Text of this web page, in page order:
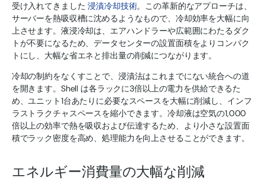
受け入れてきました浸漬冷却技術。この革新的なアプローチは、
サーバーを熱吸収槽に沈めるようなもので、冷却効率を大幅に向
上させます。液浸冷却は、エアハンドラーや広範囲にわたるダク
トが不要になるため、データセンターの設置面積をよりコンパク
トにし、大幅な省エネと排出量の削減につながります。
冷却の制約をなくすことで、浸漬法はこれまでにない統合への道
を開きます。Shell は各ラックに3倍以上の電力を供給できるた
め、ユニット1台あたりに必要なスペースを大幅に削減し、インフ
ラストラクチャスペースを縮小できます。冷却液は空気の1,000
倍以上の効率で熱を吸収および伝達するため、より小さな設置面
積でラック密度を高め、処理能力を向上させることができます。
エネルギー消費量の大幅な削減